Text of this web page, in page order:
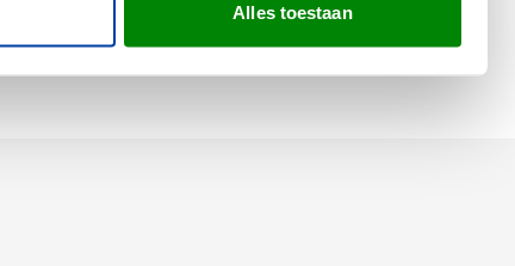
Alles toestaan